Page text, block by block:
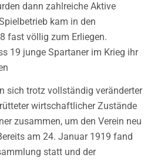
dann zahlreiche Aktive
kam in den
fast völlig zum Erliegen.
19 junge Spartaner im Krieg ihr
sich trotz vollständig veränderter
wirtschaftlicher Zustände
zusammen, um den Verein neu
am 24. Januar 1919 fand
statt und der